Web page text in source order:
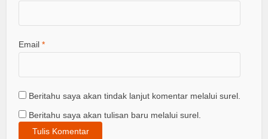
Email*
Beritahu saya akan tindak lanjut komentar melalui surel.
Beritahu saya akan tulisan baru melalui surel.